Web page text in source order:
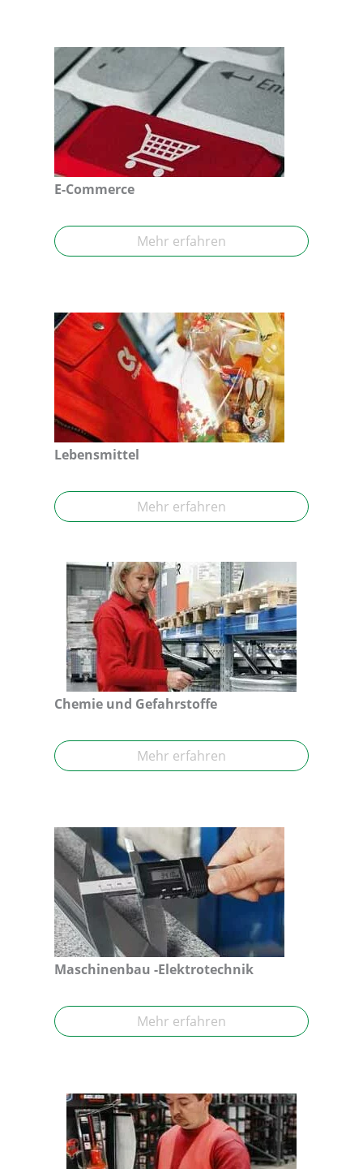
E-Commerce
Mehr erfahren
Lebensmittel
Mehr erfahren
Chemie und Gefahrstoffe
Mehr erfahren
Maschinenbau -Elektrotechnik
Mehr erfahren